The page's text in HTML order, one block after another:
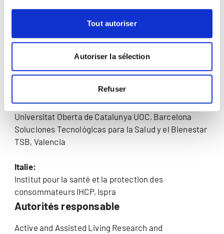
Tout autoriser
Autoriser la sélection
Refuser
Université d'Oslo, département de la gestion
sanitaire et économique, Oslo
Assuta Medical Center, Tel Aviv
Espagne:
Universitat Oberta de Catalunya UOC, Barcelona
Soluciones Tecnológicas para la Salud y el Bienestar
TSB, Valencia
Italie:
Institut pour la santé et la protection des
consommateurs IHCP, Ispra
Autorités responsable
Active and Assisted Living Research and